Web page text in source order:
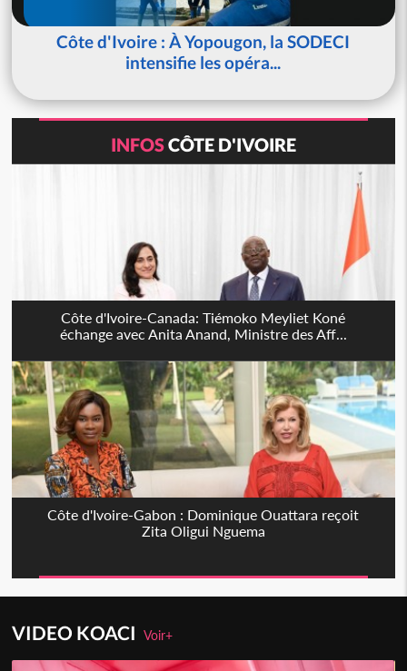
Côte d'Ivoire : À Yopougon, la SODECI
intensifie les opéra...
INFOSCÔTE D'IVOIRE
Côte d'Ivoire-Canada: Tiémoko Meyliet Koné
échange avec Anita Anand, Ministre des Aff...
Côte d'Ivoire-Gabon : Dominique Ouattara reçoit
Zita Oligui Nguema
VIDEO KOACIVoir+